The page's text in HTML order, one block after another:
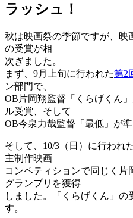
ラッシュ！
秋は映画祭の季節ですが、映
の受賞が相
次ぎました。
まず、9月上旬に行われた第2
ン部門で、
OB片岡翔監督「くらげくん
ル受賞、そして
OB今泉力哉監督「最低」が
そして、10/3（日）に行われ
主制作映画
コンペティションで同じく
グランプリを獲得
しました。「くらげくん」の
す。